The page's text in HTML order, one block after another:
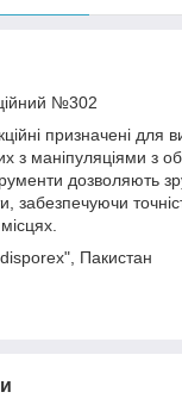
№302
призначені для
з маніпуляціями з
дозволяють
забезпечуючи
Пакистан